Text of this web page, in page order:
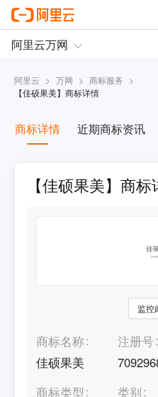
阿里云 > 万网 > 商标服务 >
【佳硕果美】商标详情
商标详情 近期商标资讯
【佳硕果美】商标
监控
商标名称
佳硕果美
注册号
商标类型
类别